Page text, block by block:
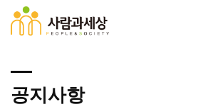
공지사항